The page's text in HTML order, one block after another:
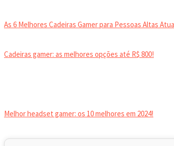
As 6 Melhores Cadeiras Gamer para Pessoas Altas
Cadeiras gamer: as melhores opções até R$ 800!
Melhor headset gamer: os 10 melhores em 2024!